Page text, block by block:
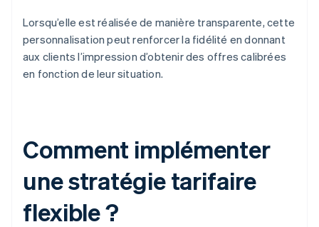
Lorsqu’elle est réalisée de manière transparente, cette
personnalisation peut renforcer la fidélité en donnant
aux clients l’impression d’obtenir des offres calibrées
en fonction de leur situation.
Comment implémenter
une stratégie tarifaire
flexible ?